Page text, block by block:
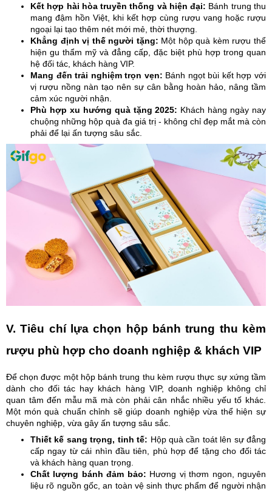
Kết hợp hài hòa truyền thống và hiện đại: Bánh trung thu
mang đậm hồn Việt, khi kết hợp cùng rượu vang hoặc rượu
ngoại lại tạo thêm nét mới mẻ, thời thượng.
Khẳng định vị thế người tặng: Một hộp quà kèm rượu thể
hiện gu thẩm mỹ và đẳng cấp, đặc biệt phù hợp trong quan
hệ đối tác, khách hàng VIP.
Mang đến trải nghiệm trọn vẹn: Bánh ngọt bùi kết hợp với
vị rượu nồng nàn tạo nên sự cân bằng hoàn hảo, nâng tầm
cảm xúc người nhận.
Phù hợp xu hướng quà tặng 2025: Khách hàng ngày nay
chuộng những hộp quà đa giá trị - không chỉ đẹp mắt mà còn
phải để lại ấn tượng sâu sắc.
V. Tiêu chí lựa chọn hộp bánh trung thu kèm
rượu phù hợp cho doanh nghiệp & khách VIP
Để chọn được một hộp bánh trung thu kèm rượu thực sự xứng tầm
dành cho đối tác hay khách hàng VIP, doanh nghiệp không chỉ
quan tâm đến mẫu mã mà còn phải cân nhắc nhiều yếu tố khác.
Một món quà chuẩn chỉnh sẽ giúp doanh nghiệp vừa thể hiện sự
chuyên nghiệp, vừa gây ấn tượng sâu sắc.
Thiết kế sang trọng, tinh tế: Hộp quà cần toát lên sự đẳng
cấp ngay từ cái nhìn đầu tiên, phù hợp để tặng cho đối tác
và khách hàng quan trọng.
Chất lượng bánh đảm bảo: Hương vị thơm ngon, nguyên
liệu rõ nguồn gốc, an toàn vệ sinh thực phẩm để người nhận